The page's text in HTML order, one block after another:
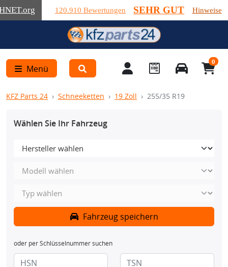
.org 120.910 Bewertungen SEHR GUT Hinweise
Menü
0
KFZ Parts 24 Schneeketten 19 Zoll 255/35 R19
Wählen Sie Ihr Fahrzeug
Fahrzeug speichern
oder per Schlüsselnummer suchen